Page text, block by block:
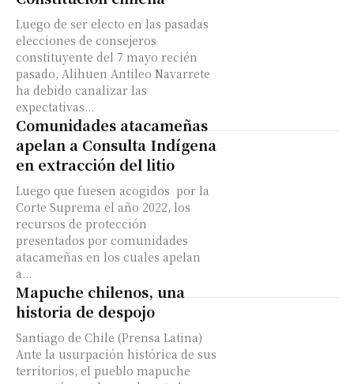
Luego de ser electo en las pasadas
elecciones de consejeros
constituyente del 7 mayo recién
pasado, Alihuen Antileo Navarrete
ha debido canalizar las
expectativas...
Comunidades atacameñas
apelan a Consulta Indígena
en extracción del litio
Luego que fuesen acogidos por la
Corte Suprema el año 2022, los
recursos de protección
presentados por comunidades
atacameñas en los cuales apelan
a...
Mapuche chilenos, una
historia de despojo
Santiago de Chile (Prensa Latina)
Ante la usurpación histórica de sus
territorios, el pueblo mapuche